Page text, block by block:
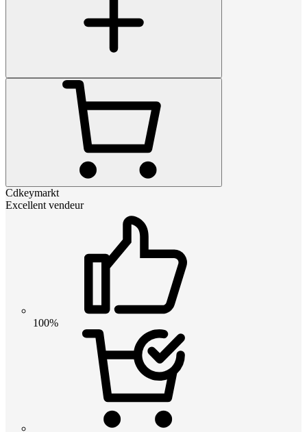
Cdkeymarkt
Excellent vendeur
100%